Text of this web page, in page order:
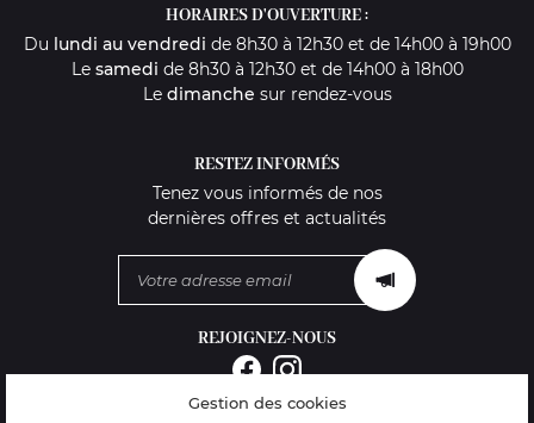
HORAIRES D'OUVERTURE :
Du lundi au vendredi de 8h30 à 12h30 et de 14h00 à 19h00
Lesamedi de 8h30 à 12h30 et de 14h00 à 18h00
Le dimanche sur rendez-vous
RESTEZ INFORMÉS
Tenez vous informés de nos
dernières offres et actualités
REJOIGNEZ-NOUS
Gestion des cookies